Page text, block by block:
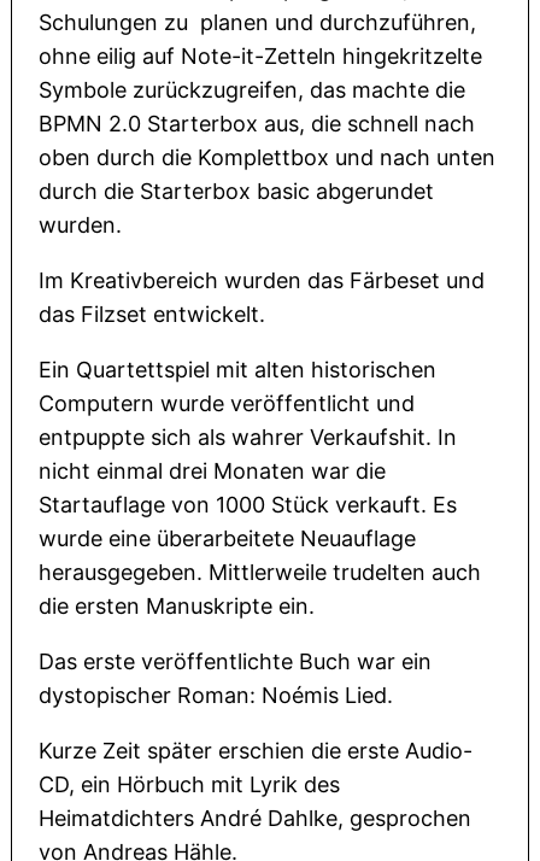
Schulungen zu planen und durchzuführen,
ohne eilig auf Note-it-Zetteln hingekritzelte
Symbole zurückzugreifen, das machte die
BPMN 2.0 Starterbox aus, die schnell nach
oben durch die Komplettbox und nach unten
durch die Starterbox basic abgerundet
wurden.
Im Kreativbereich wurden das Färbeset und
das Filzset entwickelt.
Ein Quartettspiel mit alten historischen
Computern wurde veröffentlicht und
entpuppte sich als wahrer Verkaufshit. In
nicht einmal drei Monaten war die
Startauflage von 1000 Stück verkauft. Es
wurde eine überarbeitete Neuauflage
herausgegeben. Mittlerweile trudelten auch
die ersten Manuskripte ein.
Das erste veröffentlichte Buch war ein
dystopischer Roman: Noémis Lied.
Kurze Zeit später erschien die erste Audio-
CD, ein Hörbuch mit Lyrik des
Heimatdichters André Dahlke, gesprochen
von Andreas Hähle.